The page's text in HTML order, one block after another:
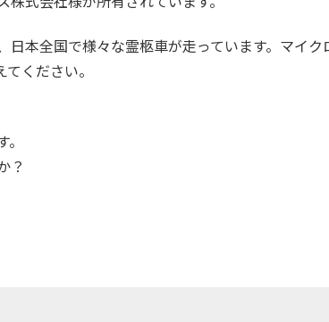
本全国で様々な霊柩車が走っています。マイ
ください。
？